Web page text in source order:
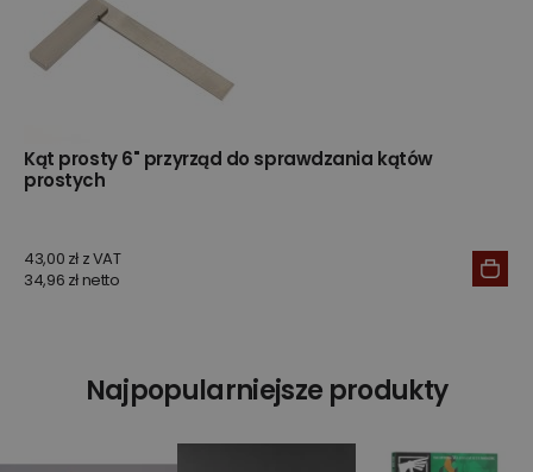
Kąt prosty 6" przyrząd do sprawdzania kątów
prostych
43,00 zł z VAT
34,96 zł netto
Najpopularniejsze produkty